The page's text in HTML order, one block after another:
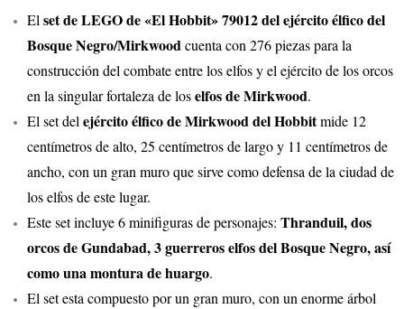
Elset de LEGO de «El Hobbit» 79012 del ejército élfico del
Bosque Negro/Mirkwoodcuenta con 276 piezas para la
construcción del combate entre los elfos y el ejército de los orcos
en la singular fortaleza de loselfos de Mirkwood.
El set delejército élfico de Mirkwood del Hobbitmide 12
centímetros de alto, 25 centímetros de largo y 11 centímetros de
ancho, con un gran muro que sirve como defensa de la ciudad de
los elfos de este lugar.
Este set incluye 6 minifiguras de personajes: Thranduil, dos
orcos de Gundabad, 3 guerreros elfos del Bosque Negro, así
como una montura de huargo.
El set esta compuesto por un gran muro, con un enorme árbol